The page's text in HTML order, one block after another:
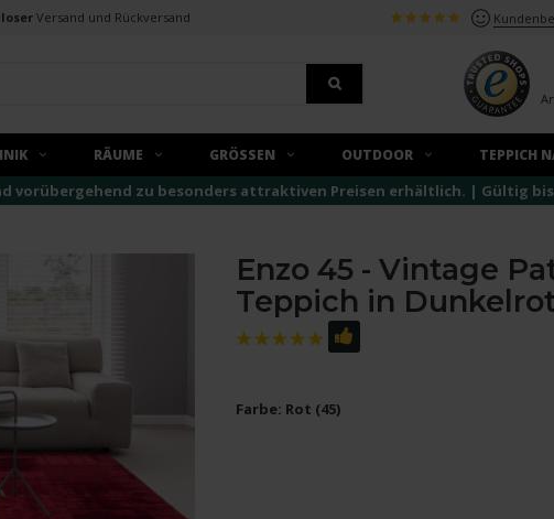
Versand und Rückversand
RÄUME GRÖSSEN OUTDOOR TEPPICH
vorübergehend zu besonders attraktiven Preisen erhältlich. | Gültig bis
Enzo 45 - Vintage
Teppich in
Farbe: Rot (45)